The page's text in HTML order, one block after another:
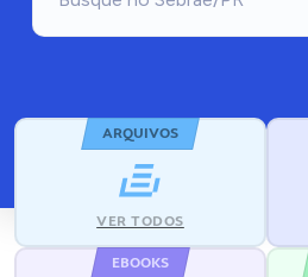
ARQUIVOS
VER TODOS
EBOOKS